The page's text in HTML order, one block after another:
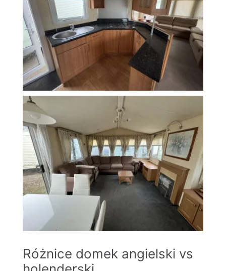
Różnice domek angielski vs